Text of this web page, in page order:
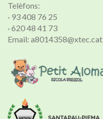
Telèfons:
· 93 408 76 25
· 620 48 41 73
Email: a8014358@xtec.cat